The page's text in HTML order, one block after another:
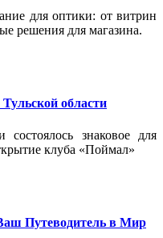
для оптики: от витрин
решения для магазина.
области
состоялось знаковое для
клуба «Поймал»
Путеводитель в Мир